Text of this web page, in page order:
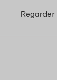
Regarder